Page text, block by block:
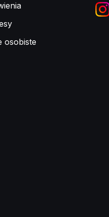
osobiste